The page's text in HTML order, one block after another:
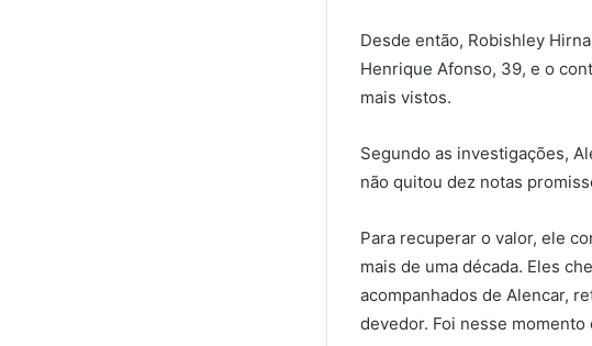
Desde então, Robishley
Henrique Afonso, 39, e o
mais vistos.
Segundo as investigações,
não quitou dez notas
Para recuperar o valor, ele
mais de uma década. Eles
acompanhados de Alencar,
devedor. Foi nesse